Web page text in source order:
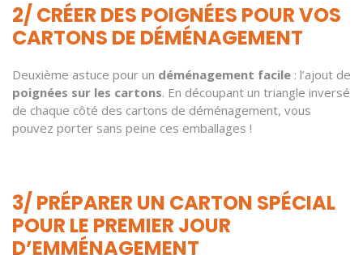
2/ CRÉER DES POIGNÉES POUR VOS
CARTONS DE DÉMÉNAGEMENT
Deuxième astuce pour un déménagement facile : l’ajout de
poignées sur les cartons. En découpant un triangle inversé
de chaque côté des cartons de déménagement, vous
pouvez porter sans peine ces emballages !
3/ PRÉPARER UN CARTON SPÉCIAL
POUR LE PREMIER JOUR
D’EMMÉNAGEMENT